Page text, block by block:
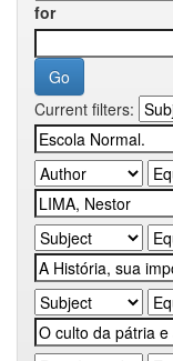
for
Current filters: